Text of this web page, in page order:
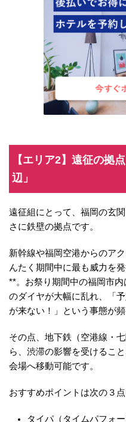
【エリア2】遠征の拠
辺」
遠征組にとって、福岡の玄
さに鉄壁の拠点です。
新幹線や福岡空港からのア
んたく期間中に最も威力を
**。お祭り期間中の福岡市
のダイヤが大幅に乱れ、「
が来ない！」という事態が頻
その点、地下鉄（空港線・
ら、渋滞の影響を受けるこ
会場へ移動可能です。
おすすめポイントは次の３点
タイパ（タイムパフォ